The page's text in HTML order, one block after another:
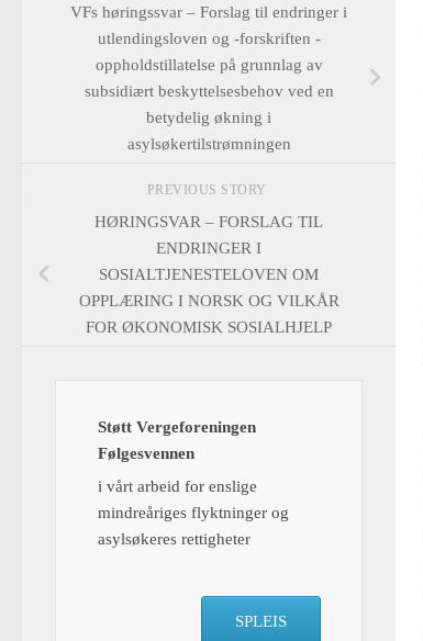
VFs høringssvar – Forslag til endringer i
utlendingsloven og -forskriften -
oppholdstillatelse på grunnlag av
subsidiært beskyttelsesbehov ved en
betydelig økning i
asylsøkertilstrømningen
PREVIOUS STORY
HØRINGSVAR – FORSLAG TIL
ENDRINGER I
SOSIALTJENESTELOVEN OM
OPPLÆRING I NORSK OG VILKÅR
FOR ØKONOMISK SOSIALHJELP
Støtt Vergeforeningen
Følgesvennen
i vårt arbeid for enslige
mindreåriges flyktninger og
asylsøkeres rettigheter
SPLEIS